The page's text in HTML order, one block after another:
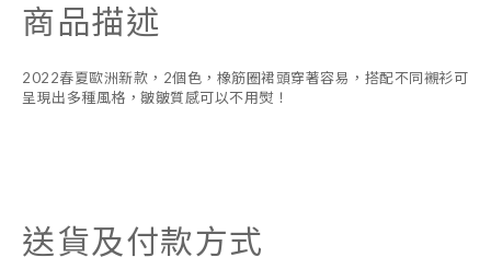
商品描述
2022春夏歐洲新款，2個色，橡筋圈裙頭穿著容易，搭配不同襯衫可
呈現出多種風格，皺皺質感可以不用熨！
送貨及付款方式